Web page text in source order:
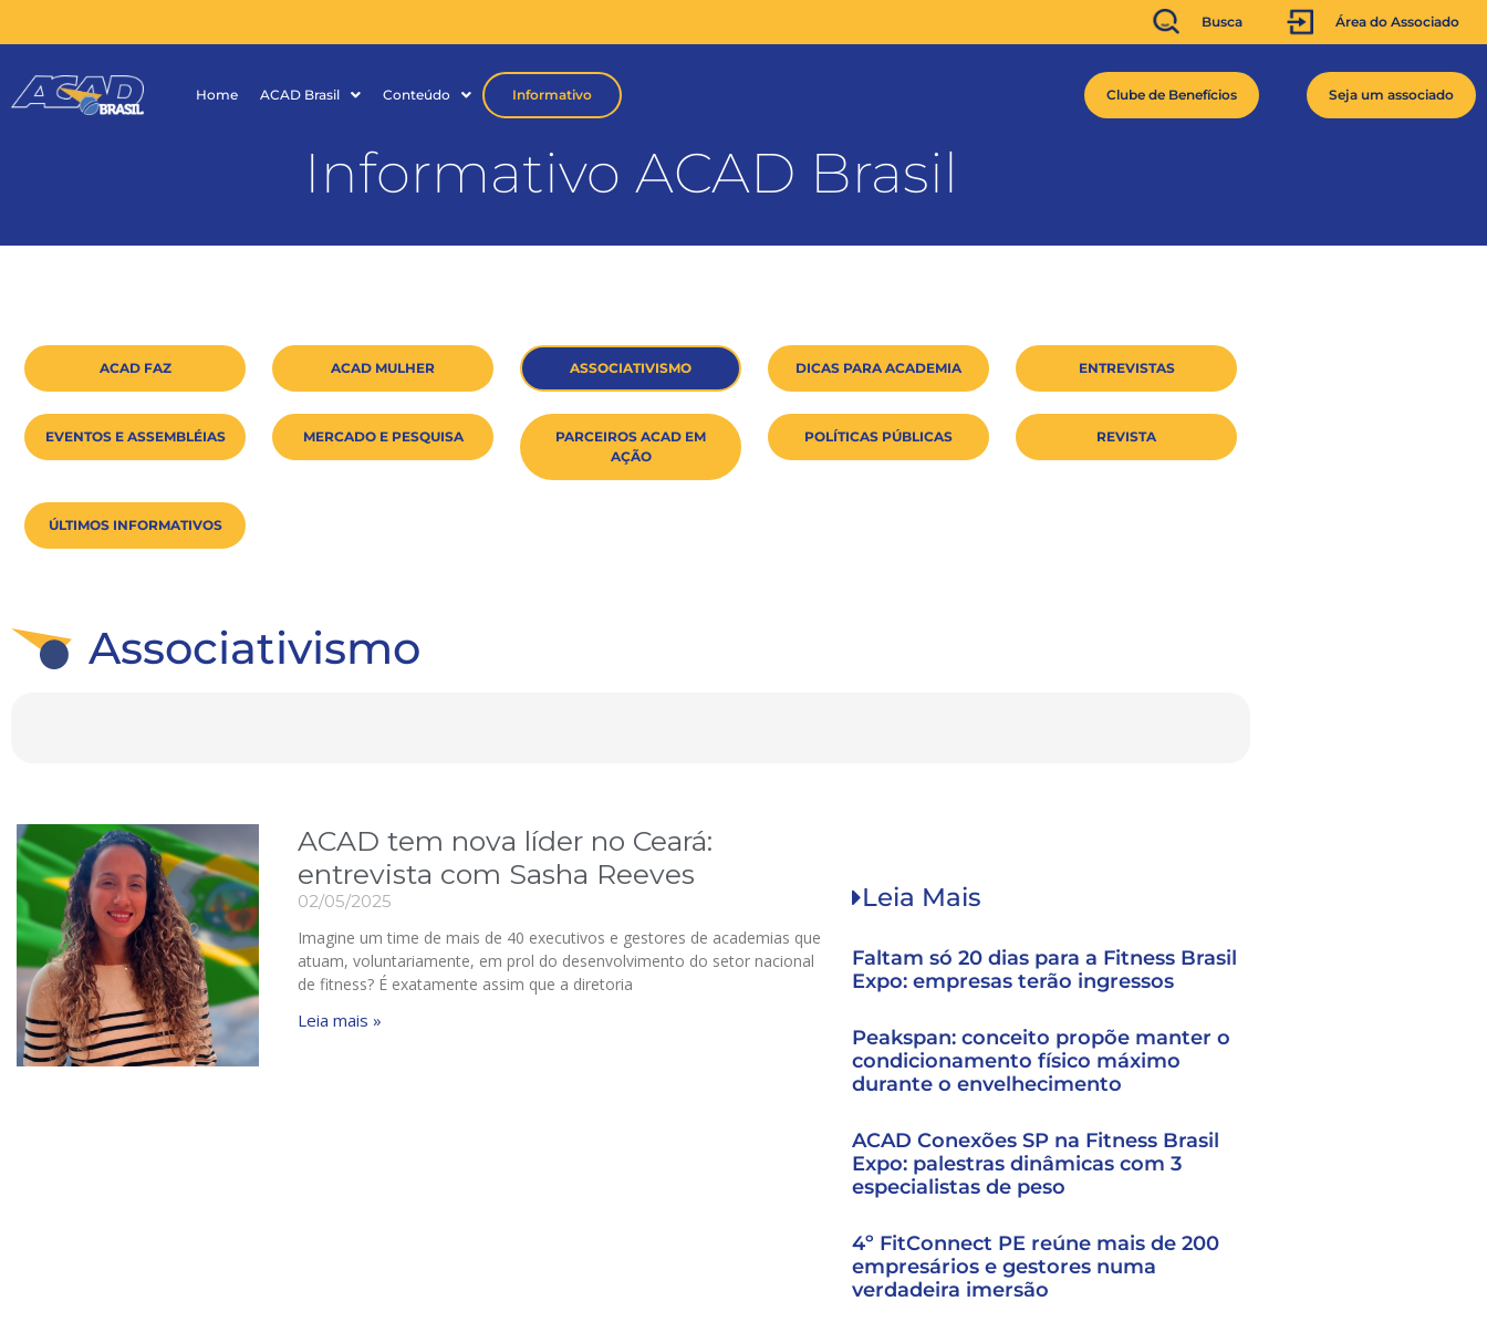
Busca Área do Associado
Home ACAD Brasil Conteúdo Informativo Clube de Benefícios Seja um associado
Informativo ACAD Brasil
ACAD FAZ ACAD MULHER ASSOCIATIVISMO DICAS PARA ACADEMIA ENTREVISTAS
EVENTOS E ASSEMBLÉIAS MERCADO E PESQUISA
PARCEIROS ACAD EM
AÇÃO
POLÍTICAS PÚBLICAS REVISTA
ÚLTIMOS INFORMATIVOS
Associativismo
ACAD tem nova líder no Ceará:
entrevista com Sasha Reeves
02/05/2025
Imagine um time de mais de 40 executivos e gestores de academias que
atuam, voluntariamente, em prol do desenvolvimento do setor nacional
de fitness? É exatamente assim que a diretoria
Leia mais »
Leia Mais
Faltam só 20 dias para a Fitness Brasil
Expo: empresas terão ingressos
Peakspan: conceito propõe manter o
condicionamento físico máximo
durante o envelhecimento
ACAD Conexões SP na Fitness Brasil
Expo: palestras dinâmicas com 3
especialistas de peso
4º FitConnect PE reúne mais de 200
empresários e gestores numa
verdadeira imersão